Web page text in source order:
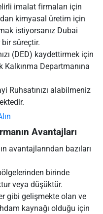
imalat firmaları için
kimyasal üretim için
istiyorsanız Dubai
süreçtir.
(DED) kaydettirmek için
Kalkınma Departmanına
Ruhsatınızı alabilmeniz
Avantajları
avantajlarından bazıları
birinde
veya düşüktür.
gibi gelişmekte olan ve
kaynağı olduğu için